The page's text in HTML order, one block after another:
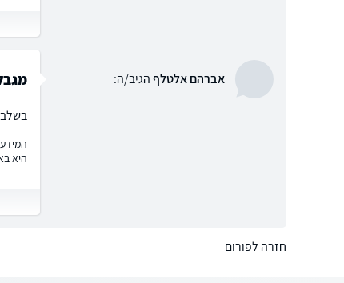
אברהם אלטלףהגיב/ה:
בשלב
היא
חזרה לפורום